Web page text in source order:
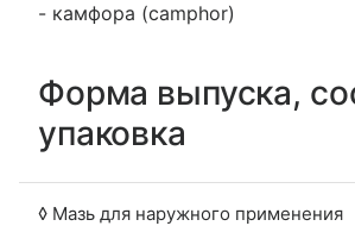
- камфора (camphor)
Форма выпуска,
упаковка
◊ Мазь для наружного применения